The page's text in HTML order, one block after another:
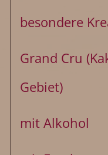
besondere
Grand Cru
Gebiet)
mit Alkohol